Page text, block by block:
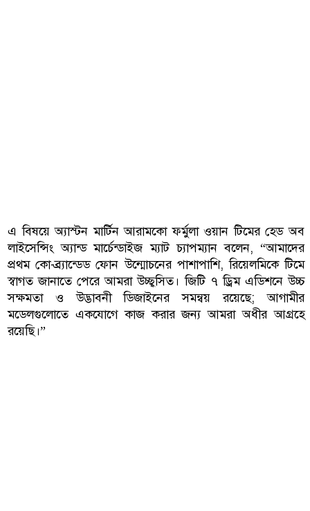
এ বিষয়ে অ্যাস্টন মার্টিন আরামকো ফর্মুলা ওয়ান টিমের হেড অব
লাইসেন্সিং অ্যান্ড মার্চেন্ডাইজ ম্যাট চ্যাপম্যান বলেন, “আমাদের
প্রথম কো-ব্র্যান্ডেড ফোন উন্মোচনের পাশাপাশি, রিয়েলমিকে টিমে
স্বাগত জানাতে পেরে আমরা উচ্ছ্বসিত। জিটি ৭ ড্রিম এডিশনে উচ্চ
সক্ষমতা ও উদ্ভাবনী ডিজাইনের সমন্বয় রয়েছে; আগামীর
মডেলগুলোতে একযোগে কাজ করার জন্য আমরা অধীর আগ্রহে
রয়েছি।”